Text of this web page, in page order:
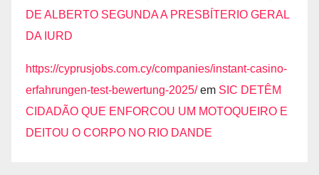
DE ALBERTO SEGUNDA A PRESBÍTERIO GERAL
DA IURD
https://cyprusjobs.com.cy/companies/instant-casino-
erfahrungen-test-bewertung-2025/em SIC DETÊM
CIDADÃO QUE ENFORCOU UM MOTOQUEIRO E
DEITOU O CORPO NO RIO DANDE